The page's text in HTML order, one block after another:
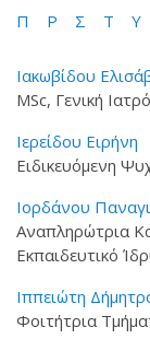
Π
Ρ Σ Τ Υ
Ιακωβίδου
MSc, Γενική
Ιερείδου Ειρήνη
Ειδικευόμενη
Ιορδάνου
Αναπληρώτρια
Εκπαιδευτικό
Ιππειώτη
Φοιτήτρια